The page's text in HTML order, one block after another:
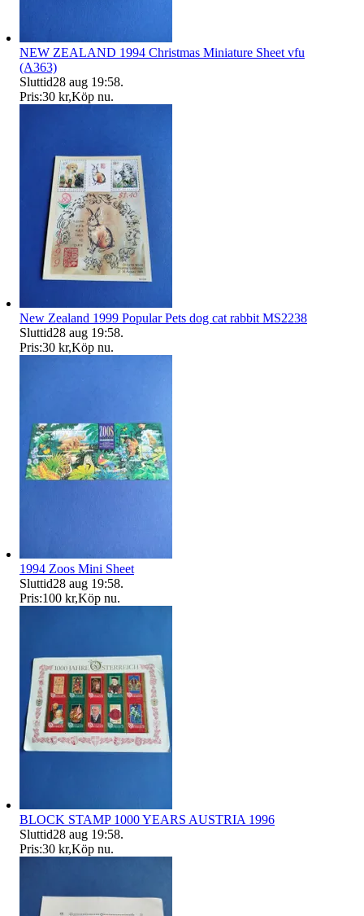
NEW ZEALAND 1994 Christmas Miniature Sheet vfu
(A363)
Sluttid28 aug 19:58.
Pris:30 kr,Köp nu.
New Zealand 1999 Popular Pets dog cat rabbit MS2238
Sluttid28 aug 19:58.
Pris:30 kr,Köp nu.
1994 Zoos Mini Sheet
Sluttid28 aug 19:58.
Pris:100 kr,Köp nu.
BLOCK STAMP 1000 YEARS AUSTRIA 1996
Sluttid28 aug 19:58.
Pris:30 kr,Köp nu.